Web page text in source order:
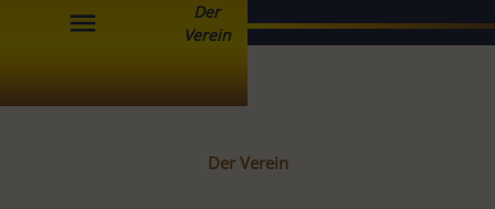
menu
Der
Verein
Der Verein